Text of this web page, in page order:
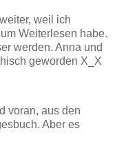
weil ich
Weiterlesen habe.
werden. Anna und
geworden X_X
voran, aus den
Aber es